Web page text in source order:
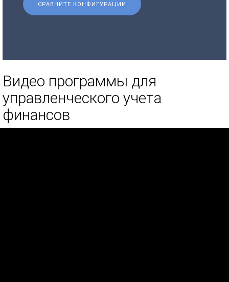
СРАВНИТЕ КОНФИГУРАЦИИ
Видео программы для
управленческого учета
финансов